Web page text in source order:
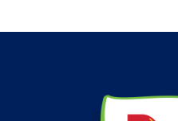
Dole